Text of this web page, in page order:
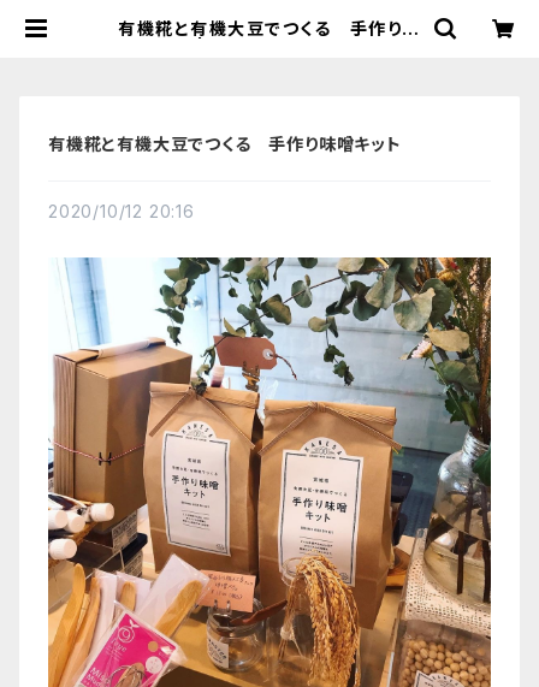
有機糀と有機大豆でつくる 手作り味
有機糀と有機大豆でつくる 手作り味噌キット
2020/10/12 20:16